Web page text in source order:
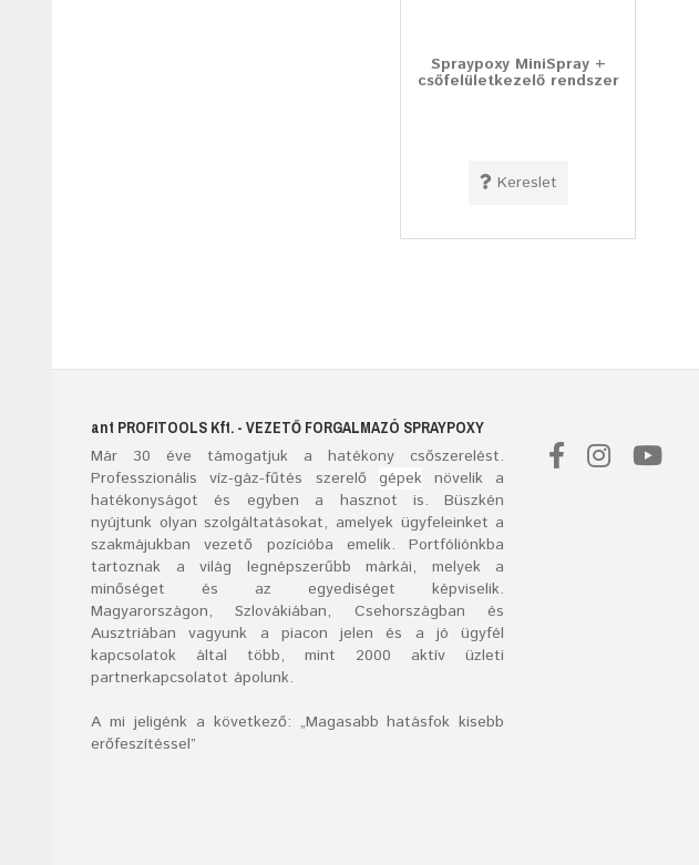
Spraypoxy MiniSpray +
csőfelületkezelő rendszer
Kereslet
ant PROFITOOLS Kft. - VEZETŐ FORGALMAZÓ SPRAYPOXY
Már 30éve támogatjuk a hatékony csőszerelést.
Professzionális víz-gáz-fűtés szerelő gépeknövelik a
hatékonyságot és egyben a hasznot is. Büszkén
nyújtunk olyan szolgáltatásokat, amelyek ügyfeleinket a
szakmájukban vezető pozícióba emelik. Portfóliónkba
tartoznak a világ legnépszerűbb márkái, melyek a
minőséget és az egyediséget képviselik.
Magyarországon, Szlovákiában, Csehországban és
Ausztriában vagyunk a piacon jelen és a jó ügyfél
kapcsolatok által több, mint 2000 aktív üzleti
partnerkapcsolatot ápolunk.
A mi jeligénk a következő: „Magasabb hatásfok kisebb
erőfeszítéssel”